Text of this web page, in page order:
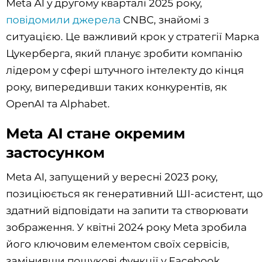
Meta AI у другому кварталі 2025 року,
повідомили джерела CNBC, знайомі з
ситуацією. Це важливий крок у стратегії Марка
Цукерберга, який планує зробити компанію
лідером у сфері штучного інтелекту до кінця
року, випередивши таких конкурентів, як
OpenAI та Alphabet.
Meta AI стане окремим
застосунком
Meta AI, запущений у вересні 2023 року,
позиціюється як генеративний ШІ-асистент, що
здатний відповідати на запити та створювати
зображення. У квітні 2024 року Meta зробила
його ключовим елементом своїх сервісів,